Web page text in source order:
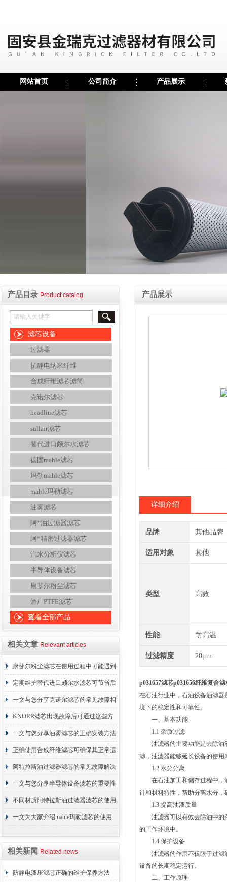
网站首页 公司简介 产品展示
产品目录 Product catalog
滤芯设备
过滤器
抗静电纳米纤维
合成纤维滤芯滤筒
克诺尔滤芯
headline滤芯
sullair滤芯
替代进口颇尔水滤芯
德国mahle滤芯
玛勒mahle滤芯
mahle玛勒滤芯
油雾滤芯
阿*油过滤器滤芯
阿*精密过滤器滤芯
汽水分析仪滤芯
半导体设备滤芯
康斐尔粉尘滤芯
酒厂PTFE滤芯
查看全部产品
相关文章 Relevant articles
康斐尔粉尘滤芯在使用过程中可能遇到
的故障相应解决方法分享
定期维护替代进口颇尔水滤芯可节省后
续更换成本
一文与您分享克诺尔滤芯的常见故障相
应解决方法
KNORR滤芯出现故障后可通过这些方
法解决
一文与您分享油雾滤芯的正确安装方法
正确使用合成纤维滤芯可确保其正常运
行
阿特拉斯油过滤器滤芯的常见故障解决
方法介绍
一文与您分享半导体设备滤芯的重要性
不同材质阿特拉斯油过滤器滤芯的使用
周期区别介绍
一文为大家介绍mahle玛勒滤芯的使用
相关新闻 Related news
防静电液压滤芯正确的维护保养方法
产品展示
详细介绍
品牌 其他品牌
适用对象 其他
类型 高效
性能 耐高温
过滤精度 20μm
p031657滤芯p031656纤维复合
在石油行业中，石油设备油滤
境下的稳定性和可靠性。
一、基本功能
1.1 杂质过滤
油滤器的主要功能是去除油液
滤，油滤器能够延长设备的使
1.2 水分分离
在石油加工和储存过程中，油
计和材料特性，帮助分离水分，
1.3 提高油液质量
油滤器可以有效去除油中的杂
的工作环境中。
1.4 保护设备
油滤器的作用不仅限于过滤油
设备的长期稳定运行。
二、工作原理